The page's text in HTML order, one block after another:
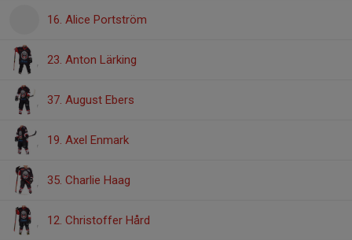
16. Alice Portström
23. Anton Lärking
37. August Ebers
19. Axel Enmark
35. Charlie Haag
12. Christoffer Hård